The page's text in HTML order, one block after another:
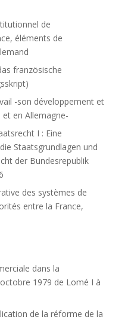
de
éléments de
französische
-son développement et
en Allemagne-
I : Eine
Staatsgrundlagen und
der Bundesrepublik
des systèmes de
entre la France,
dans la
1979 de Lomé I à
de la réforme de la